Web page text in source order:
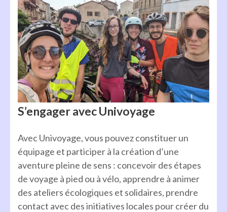
S’engager avec Univoyage
Avec Univoyage, vous pouvez constituer un
équipage et participer à la création d’une
aventure pleine de sens : concevoir des étapes
de voyage à pied ou à vélo, apprendre à animer
des ateliers écologiques et solidaires, prendre
contact avec des initiatives locales pour créer du